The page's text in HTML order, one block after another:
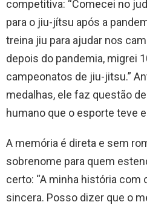
competitiva: “Comecei no
para o jiu-jítsu após a
treina jiu para ajudar nos
depois do pandemia, migrei
campeonatos de jiu-jitsu.”
medalhas, ele faz questão
humano que o esporte teve
A memória é direta e sem
sobrenome para quem
certo: “A minha história com
sincera. Posso dizer que o